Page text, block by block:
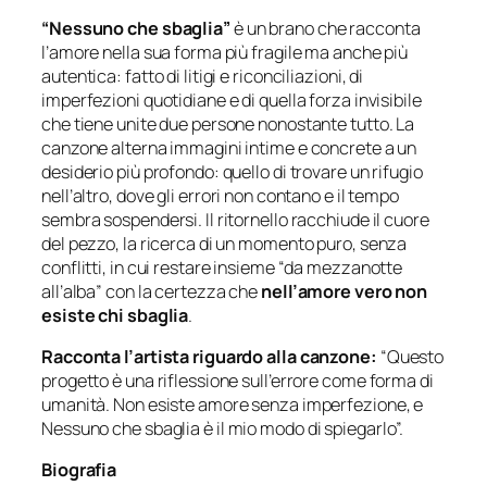
“Nessuno che sbaglia”è un brano che racconta
l’amore nella sua forma più fragile ma anche più
autentica: fatto di litigi e riconciliazioni, di
imperfezioni quotidiane e di quella forza invisibile
che tiene unite due persone nonostante tutto. La
canzone alterna immagini intime e concrete a un
desiderio più profondo: quello di trovare un rifugio
nell’altro, dove gli errori non contano e il tempo
sembra sospendersi. Il ritornello racchiude il cuore
del pezzo, la ricerca di un momento puro, senza
conflitti, in cui restare insieme “da mezzanotte
all’alba” con la certezza chenell’amore vero non
esiste chi sbaglia.
Racconta l’artista riguardo alla canzone: “Questo
progetto è una riflessione sull’errore come forma di
umanità. Non esiste amore senza imperfezione, e
Nessuno che sbagliaè il mio modo di spiegarlo”.
Biografia